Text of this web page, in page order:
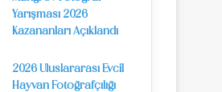
Yarışması 2026
Kazananları Açıklandı
2026 Uluslararası Evcil
Hayvan Fotoğrafçılığı